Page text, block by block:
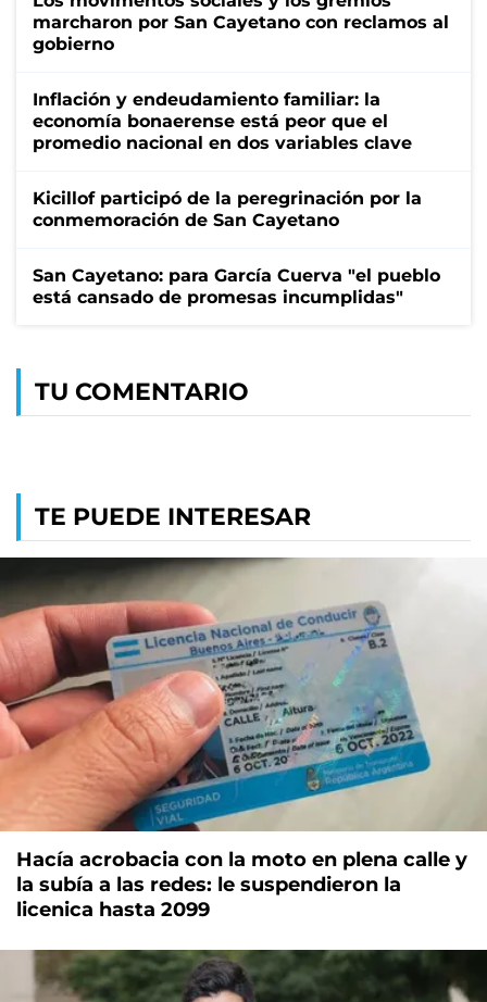
marcharon por San Cayetano con reclamos al
gobierno
Inflación y endeudamiento familiar: la
economía bonaerense está peor que el
promedio nacional en dos variables clave
Kicillof participó de la peregrinación por la
conmemoración de San Cayetano
San Cayetano: para García Cuerva "el pueblo
está cansado de promesas incumplidas"
TU COMENTARIO
TE PUEDE INTERESAR
Hacía acrobacia con la moto en plena calle y
la subía a las redes: le suspendieron la
licenica hasta 2099